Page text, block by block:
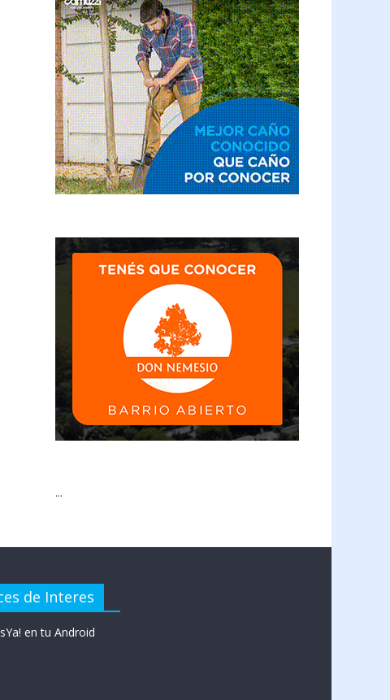
...
de Interes
en tu Android